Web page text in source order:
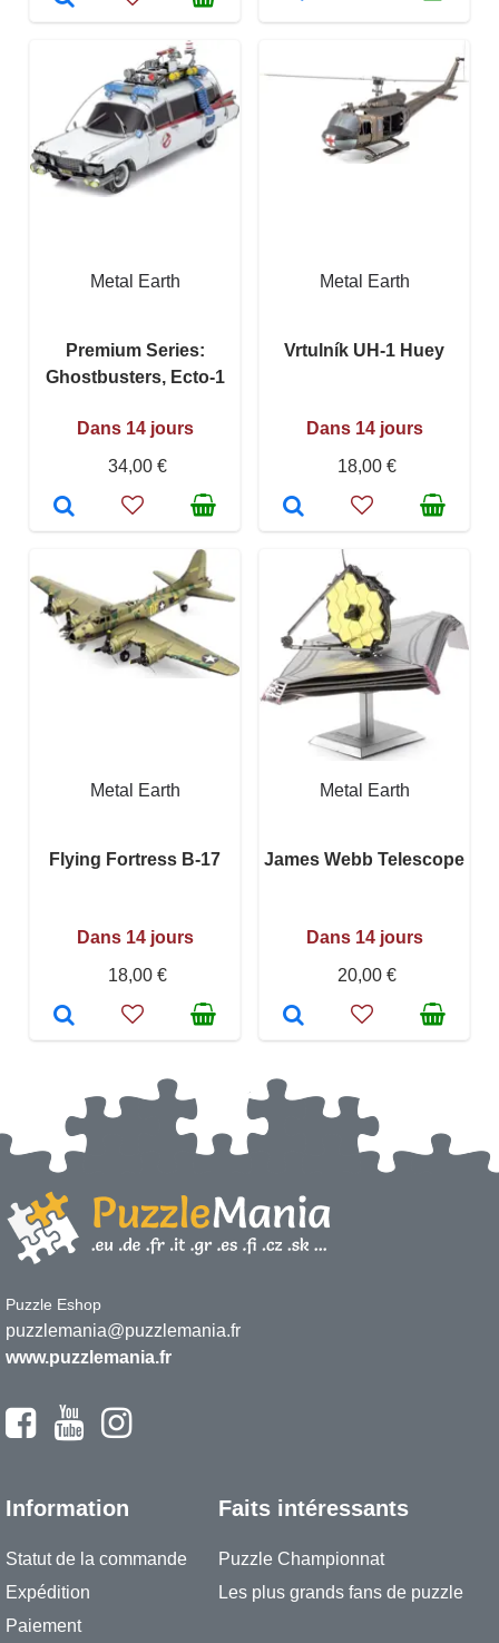
Metal Earth
Premium Series:
Ghostbusters, Ecto-1
Dans 14 jours
34,00 €
Metal Earth
Vrtulník UH-1 Huey
Dans 14 jours
18,00 €
Metal Earth
Flying Fortress B-17
Dans 14 jours
18,00 €
Metal Earth
James Webb Telescope
Dans 14 jours
20,00 €
Puzzle Eshop
puzzlemania@puzzlemania.fr
www.puzzlemania.fr
Information
Statut de la commande
Expédition
Paiement
Faits intéressants
Puzzle Championnat
Les plus grands fans de puzzle